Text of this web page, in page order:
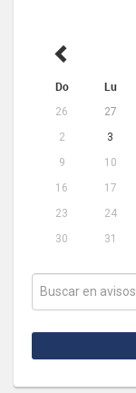
Do Lu
26 27
2
3
9
10
16
17
23
24
30
31